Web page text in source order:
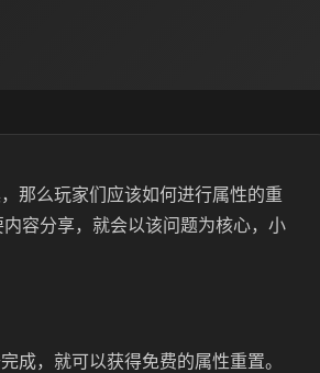
那么玩家们应该如何进行属性的重
容分享，就会以该问题为核心，小
成，就可以获得免费的属性重置。